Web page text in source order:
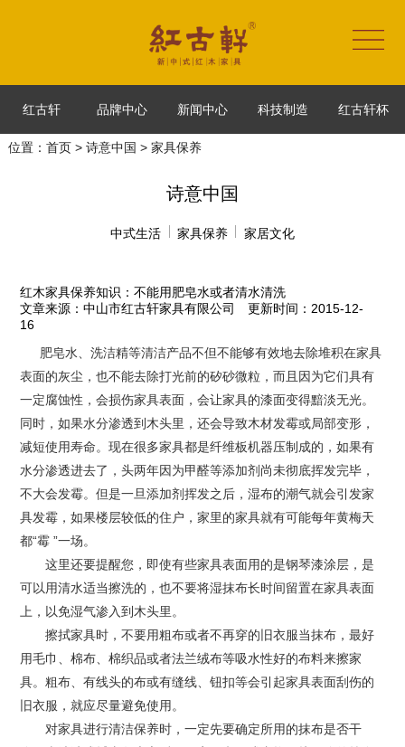
红古轩 品牌中心 新闻中心 科技制造 红古轩杯
位置： 首页> 诗意中国 > 家具保养
诗意中国
中式生活 家具保养 家居文化
红木家具保养知识：不能用肥皂水或者清水清洗
文章来源：中山市红古轩家具有限公司 更新时间：2015-12-
16
肥皂水、洗洁精等清洁产品不但不能够有效地去除堆积在家具
表面的灰尘，也不能去除打光前的矽砂微粒，而且因为它们具有
一定腐蚀性，会损伤家具表面，会让家具的漆面变得黯淡无光。
同时，如果水分渗透到木头里，还会导致木材发霉或局部变形，
减短使用寿命。现在很多家具都是纤维板机器压制成的，如果有
水分渗透进去了，头两年因为甲醛等添加剂尚未彻底挥发完毕，
不大会发霉。但是一旦添加剂挥发之后，湿布的潮气就会引发家
具发霉，如果楼层较低的住户，家里的家具就有可能每年黄梅天
都“霉 ”一场。
这里还要提醒您，即使有些家具表面用的是钢琴漆涂层，是
可以用清水适当擦洗的，也不要将湿抹布长时间留置在家具表面
上，以免湿气渗入到木头里。
擦拭家具时，不要用粗布或者不再穿的旧衣服当抹布，最好
用毛巾、棉布、棉织品或者法兰绒布等吸水性好的布料来擦家
具。粗布、有线头的布或有缝线、钮扣等会引起家具表面刮伤的
旧衣服，就应尽量避免使用。
对家具进行清洁保养时，一定先要确定所用的抹布是否干